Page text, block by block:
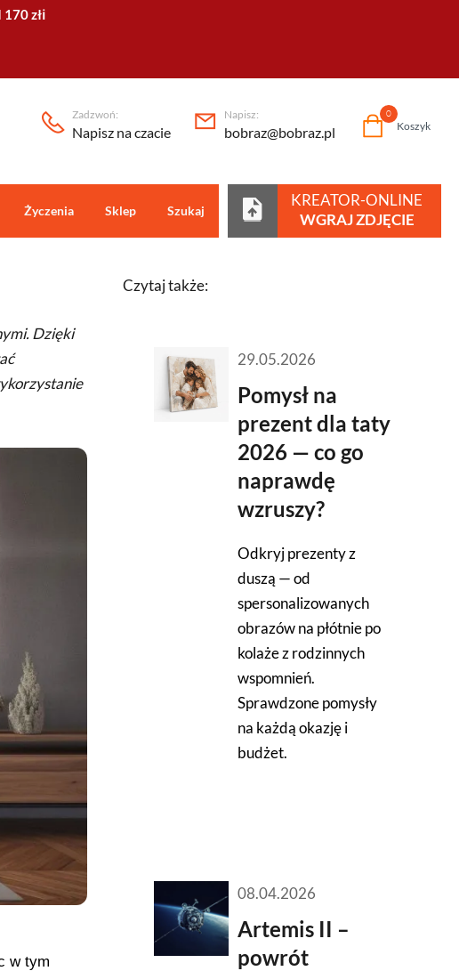
złℹ️
Zadzwoń:
Napisz na czacie
Napisz:
bobraz@bobraz.pl Koszyk
0
Życzenia Sklep Szukaj Centrum pomocy
KREATOR-ONLINE
WGRAJ ZDJĘCIE
Dzięki
w tym
Czytaj także:
29.05.2026
Pomysł na
prezent dla taty
2026 — co go
naprawdę
wzruszy?
Odkryj prezenty z
duszą — od
spersonalizowanych
obrazów na płótnie po
kolaże z rodzinnych
wspomnień.
Sprawdzone pomysły
na każdą okazję i
budżet.
08.04.2026
Artemis II –
powrót